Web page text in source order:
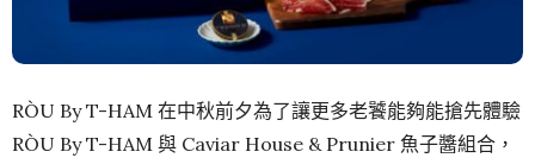
RÒU By T-HAM 在中秋前夕為了讓更多老饕能夠能搶先體驗
RÒU By T-HAM 與 Caviar House & Prunier 魚子醬組合，